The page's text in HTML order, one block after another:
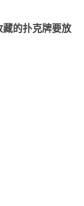
藏的扑克牌要放